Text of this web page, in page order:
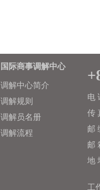
国际商事调解中心
调解中心简介
调解规则
调解员名册
调解流程
电
传
邮
邮
地
工